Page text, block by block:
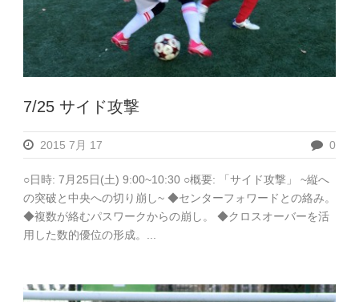
7/25 サイド攻撃
2015 7月 17 0
○日時: 7月25日(土) 9:00~10:30 ○概要: 「サイド攻撃」 ~縦へ
の突破と中央への切り崩し~ ◆センターフォワードとの絡み。
◆複数が絡むパスワークからの崩し。 ◆クロスオーバーを活
用した数的優位の形成。...